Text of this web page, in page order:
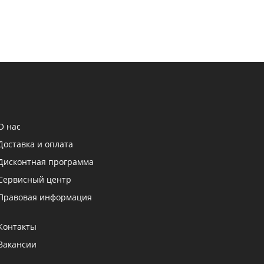
нас
и оплата
программа
центр
информация